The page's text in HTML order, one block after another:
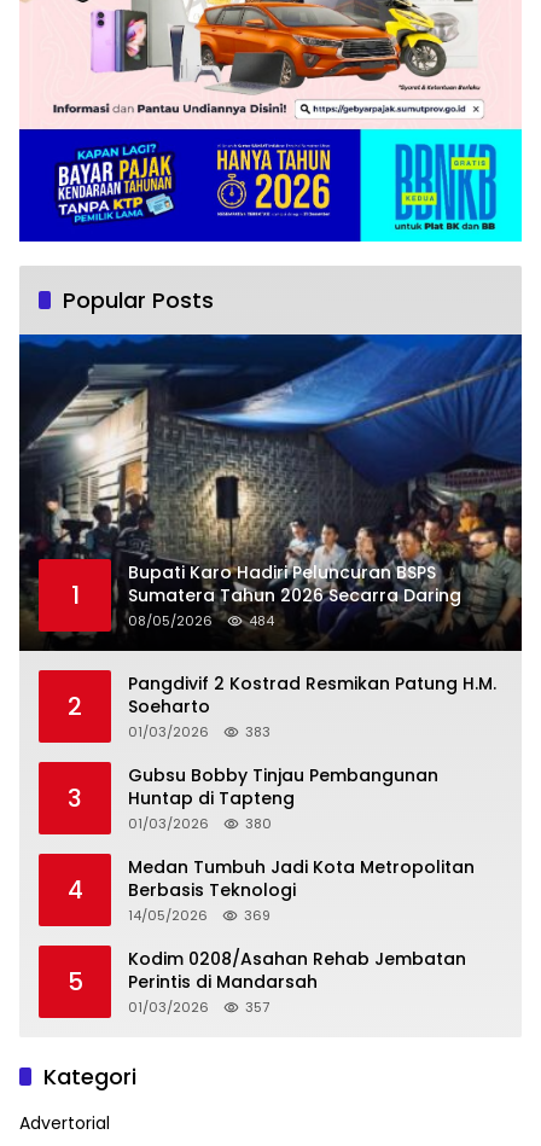
Popular Posts
1
Bupati Karo Hadiri Peluncuran BSPS
Sumatera Tahun 2026 Secarra Daring
08/05/2026 484
2
Pangdivif 2 Kostrad Resmikan Patung H.M.
Soeharto
01/03/2026 383
3
Gubsu Bobby Tinjau Pembangunan
Huntap di Tapteng
01/03/2026 380
4
Medan Tumbuh Jadi Kota Metropolitan
Berbasis Teknologi
14/05/2026 369
5
Kodim 0208/Asahan Rehab Jembatan
Perintis di Mandarsah
01/03/2026 357
Kategori
Advertorial